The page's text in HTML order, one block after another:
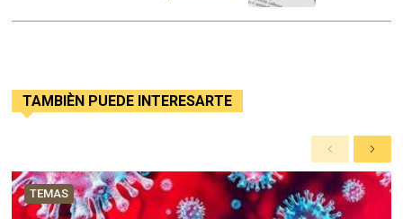
TAMBIÈN PUEDE INTERESARTE
A
n
t
e
S
i
g
u
TEMAS